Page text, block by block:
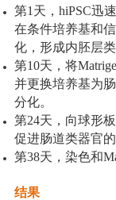
第1天，hiPSC迅
在条件培养基和
化，形成内胚层类
第10天，将
并更换培养基为
分化。
第24天，向球形
促进肠道类器官的
第38天，染色和
结果